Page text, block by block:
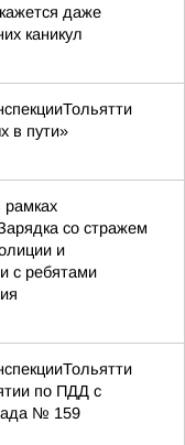
даже
каникул
в пути»
рамках
со стражем
и
с ребятами
по ПДД с
№ 159